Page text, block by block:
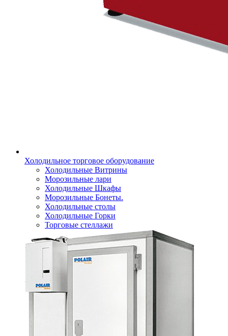
Холодильное торговое оборудование
Холодильные Витрины
Морозильные лари
Холодильные Шкафы
Морозильные Бонеты.
Холодильные столы
Холодильные Горки
Торговые стеллажи